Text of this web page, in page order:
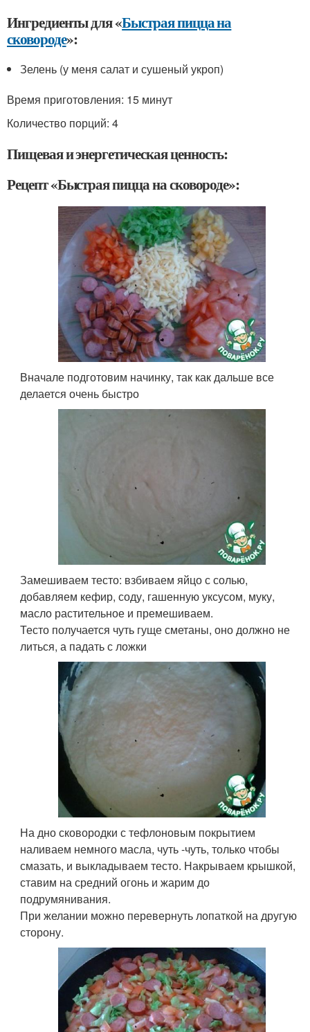
Ингредиенты для «Быстрая пицца на
сковороде»:
Зелень (у меня салат и сушеный укроп)
Время приготовления: 15 минут
Количество порций: 4
Пищевая и энергетическая ценность:
Рецепт «Быстрая пицца на сковороде»:
Вначале подготовим начинку, так как дальше все
делается очень быстро
Замешиваем тесто: взбиваем яйцо с солью,
добавляем кефир, соду, гашенную уксусом, муку,
масло растительное и премешиваем.
Тесто получается чуть гуще сметаны, оно должно не
литься, а падать с ложки
На дно сковородки с тефлоновым покрытием
наливаем немного масла, чуть -чуть, только чтобы
смазать, и выкладываем тесто. Накрываем крышкой,
ставим на средний огонь и жарим до
подрумянивания.
При желании можно перевернуть лопаткой на другую
сторону.